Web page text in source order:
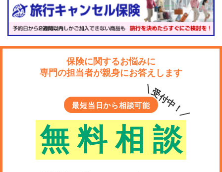
保険に関するお悩みに
専門の担当者が親身にお答えします
最短当日から相談可能
無 料 相 談
＼受付中！／